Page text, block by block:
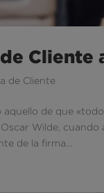
Cliente
de Cliente
aquello de que
Wilde,
de la firma...